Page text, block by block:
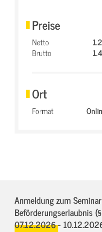
Preise
Netto
Brutto
Ort
Format
Anmeldung zum
Beförderungserlaubnis
07.12.2026 -